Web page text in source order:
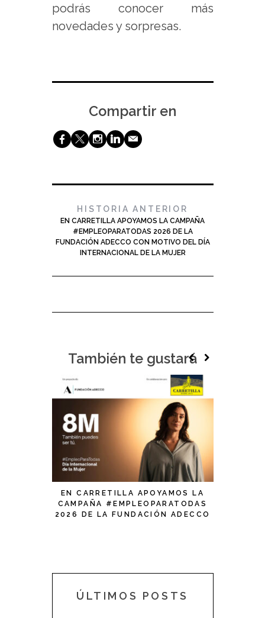
podrás conocer más
novedades y sorpresas.
Compartir en
b a x j @
HISTORIA ANTERIOR
EN CARRETILLA APOYAMOS LA CAMPAÑA
#EMPLEOPARATODAS 2026 DE LA
FUNDACIÓN ADECCO CON MOTIVO DEL DÍA
INTERNACIONAL DE LA MUJER
También te gustará
EN CARRETILLA APOYAMOS LA
CAMPAÑA #EMPLEOPARATODAS
2026 DE LA FUNDACIÓN ADECCO
ÚLTIMOS POSTS